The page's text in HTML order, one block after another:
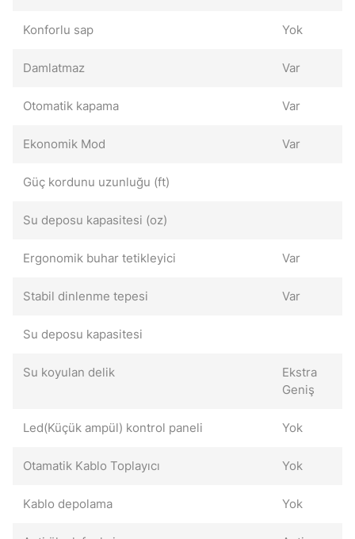
Konforlu sap Yok
Damlatmaz Var
Otomatik kapama Var
Ekonomik Mod Var
Güç kordunu uzunluğu (ft)
Su deposu kapasitesi (oz)
Ergonomik buhar tetikleyici Var
Stabil dinlenme tepesi Var
Su deposu kapasitesi
Su koyulan delik
Ekstra
Geniş
Led(Küçük ampül) kontrol paneli Yok
Otamatik Kablo Toplayıcı Yok
Kablo depolama Yok